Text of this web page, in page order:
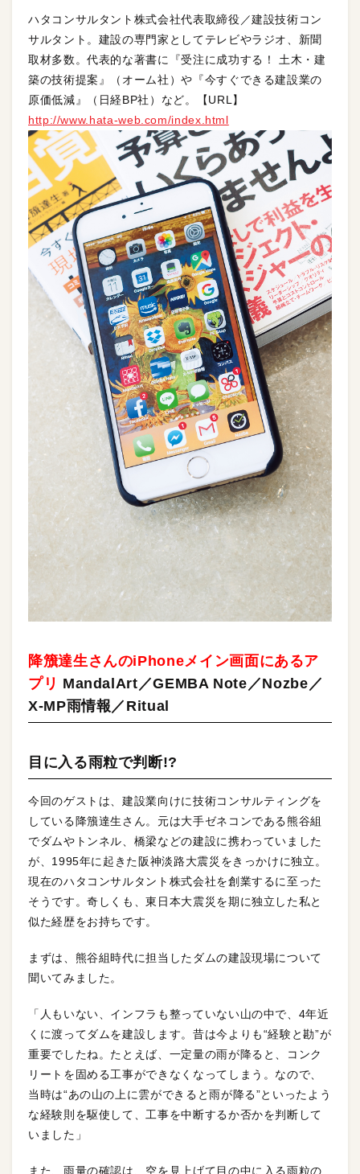
ハタコンサルタント株式会社代表取締役／建設技術コン
サルタント。建設の専門家としてテレビやラジオ、新聞
取材多数。代表的な著書に『受注に成功する！ 土木・建
築の技術提案』（オーム社）や『今すぐできる建設業の
原価低減』（日経BP社）など。【URL】
http://www.hata-web.com/index.html
降籏達生さんのiPhoneメイン画面にあるア
プリ MandalArt／GEMBA Note／Nozbe／
X-MP雨情報／Ritual
目に入る雨粒で判断!?
今回のゲストは、建設業向けに技術コンサルティングを
している降籏達生さん。元は大手ゼネコンである熊谷組
でダムやトンネル、橋梁などの建設に携わっていました
が、1995年に起きた阪神淡路大震災をきっかけに独立。
現在のハタコンサルタント株式会社を創業するに至った
そうです。奇しくも、東日本大震災を期に独立した私と
似た経歴をお持ちです。
まずは、熊谷組時代に担当したダムの建設現場について
聞いてみました。
「人もいない、インフラも整っていない山の中で、4年近
くに渡ってダムを建設します。昔は今よりも“経験と勘”が
重要でしたね。たとえば、一定量の雨が降ると、コンク
リートを固める工事ができなくなってしまう。なので、
当時は“あの山の上に雲ができると雨が降る”といったよう
な経験則を駆使して、工事を中断するか否かを判断して
いました」
また、雨量の確認は、空を見上げて目の中に入る雨粒の